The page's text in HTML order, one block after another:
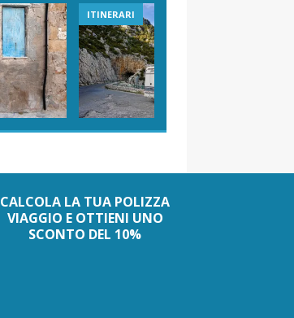
ITINERARI
CALCOLA LA TUA POLIZZA
VIAGGIO E OTTIENI UNO
SCONTO DEL 10%